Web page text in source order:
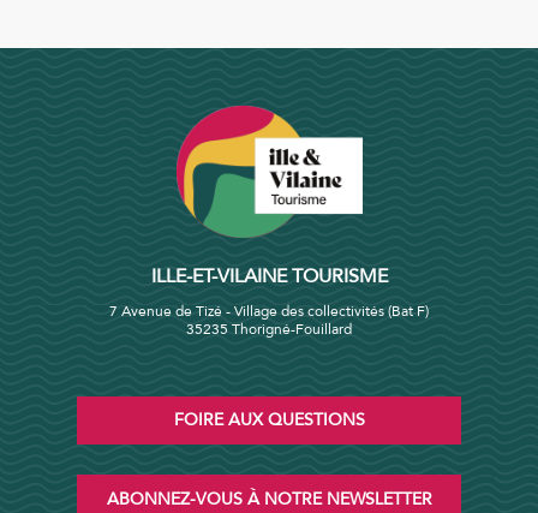
ILLE-ET-VILAINE TOURISME
7 Avenue de Tizé - Village des collectivités (Bat F)
35235 Thorigné-Fouillard
FOIRE AUX QUESTIONS
ABONNEZ-VOUS À NOTRE NEWSLETTER